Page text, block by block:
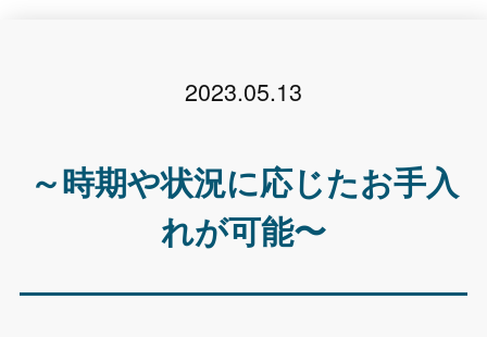
2023.05.13
～時期や状況に応じたお手入
れが可能〜